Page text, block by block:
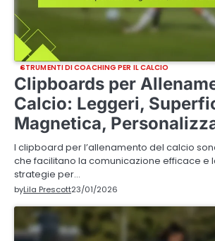
STRUMENTI DI COACHING PER IL CALCIO
Clipboards per
Calcio: Leggeri,
Magnetica,
I clipboard per l’allenamento del calcio
che facilitano la comunicazione efficace e
strategie per…
byLila Prescott23/01/2026